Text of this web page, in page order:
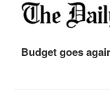
Budget goes